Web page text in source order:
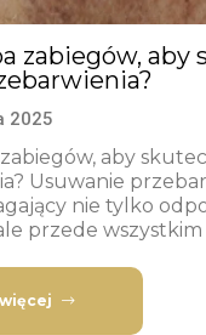
zabiegów, aby
2025
aby
Usuwanie
nie tylko
przede wszystkim